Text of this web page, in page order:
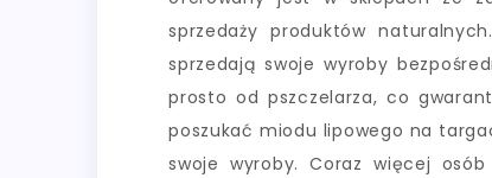
sprzedaży produktów
sprzedają swoje wyroby
prosto od pszczelarza, co
poszukać miodu lipowego na
swoje wyroby. Coraz więcej